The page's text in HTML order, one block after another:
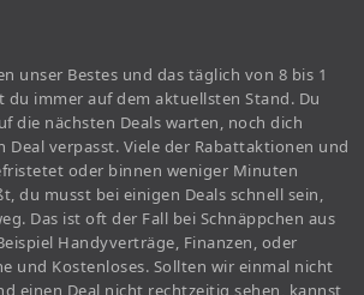
unser Bestes und das täglich von 8 bis 1
du immer auf dem aktuellsten Stand. Du
die nächsten Deals warten, noch dich
Deal verpasst. Viele der Rabattaktionen und
oder binnen weniger Minuten
du musst bei einigen Deals schnell sein,
Das ist oft der Fall bei Schnäppchen aus
Handyverträge, Finanzen, oder
und Kostenloses. Sollten wir einmal nicht
einen Deal nicht rechtzeitig sehen, kannst